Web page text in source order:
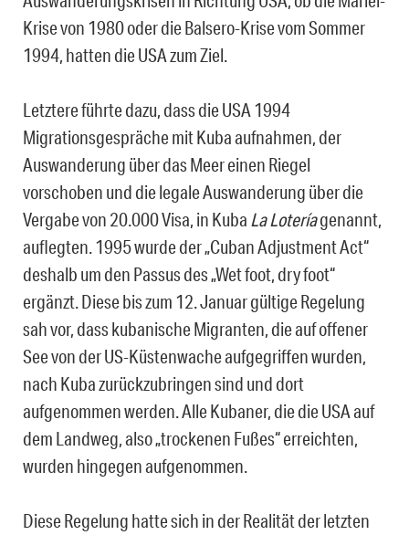
Krise von 1980 oder die Balsero-Krise vom Sommer
1994, hatten die USA zum Ziel.
Letztere führte dazu, dass die USA 1994
Migrationsgespräche mit Kuba aufnahmen, der
Auswanderung über das Meer einen Riegel
vorschoben und die legale Auswanderung über die
Vergabe von 20.000 Visa, in Kuba La Loteríagenannt,
auflegten. 1995 wurde der „Cuban Adjustment Act“
deshalb um den Passus des „Wet foot, dry foot“
ergänzt. Diese bis zum 12. Januar gültige Regelung
sah vor, dass kubanische Migranten, die auf offener
See von der US-Küstenwache aufgegriffen wurden,
nach Kuba zurückzubringen sind und dort
aufgenommen werden. Alle Kubaner, die die USA auf
dem Landweg, also „trockenen Fußes“ erreichten,
wurden hingegen aufgenommen.
Diese Regelung hatte sich in der Realität der letzten